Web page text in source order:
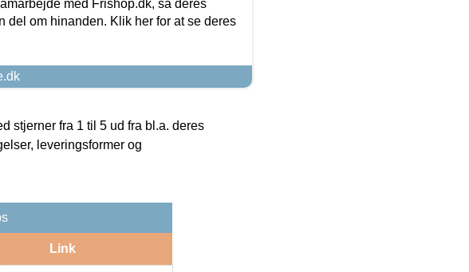
med Frishop.dk, så deres
del om hinanden. Klik her for at se deres
stjerner fra 1 til 5 ud fra bl.a. deres
leveringsformer og
Link